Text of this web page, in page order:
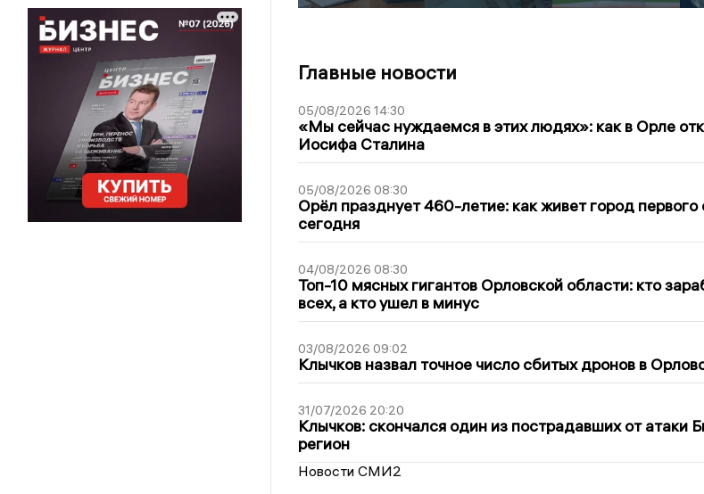
Главные новости
05/08/2026 14:30
«Мы сейчас нуждаемся в этих людях»: как в Орле
Иосифа Сталина
05/08/2026 08:30
Орёл празднует 460-летие: как живет город
сегодня
04/08/2026 08:30
Топ-10 мясных гигантов Орловской области: кто
всех, а кто ушел в минус
03/08/2026 09:02
Клычков назвал точное число сбитых дронов в
31/07/2026 20:20
Клычков: скончался один из пострадавших от атаки
регион
Новости СМИ2